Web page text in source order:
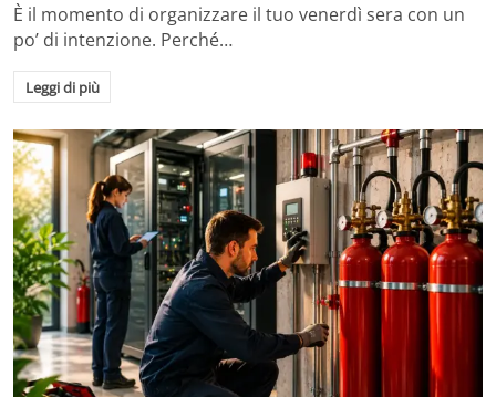
È il momento di organizzare il tuo venerdì sera con un
po’ di intenzione. Perché…
Leggi di più